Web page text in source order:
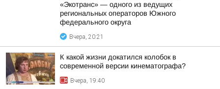
«Экотранс» — одного из ведущих
региональных операторов Южного
федерального округа
Вчера, 20:21
К какой жизни докатился колобок в
современной версии кинематографа?
Вчера, 19:40